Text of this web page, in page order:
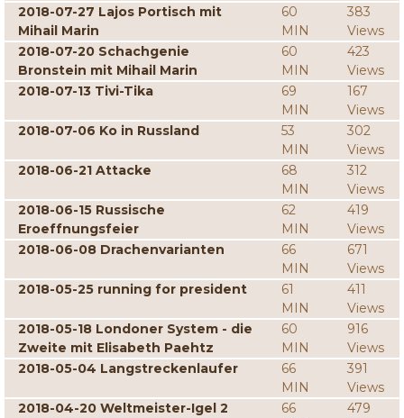
2018-07-27 Lajos Portisch mit
Mihail Marin
60
MIN
383
Views
2018-07-20 Schachgenie
Bronstein mit Mihail Marin
60
MIN
423
Views
2018-07-13 Tivi-Tika
69
MIN
167
Views
2018-07-06 Ko in Russland
53
MIN
302
Views
2018-06-21 Attacke
68
MIN
312
Views
2018-06-15 Russische
Eroeffnungsfeier
62
MIN
419
Views
2018-06-08 Drachenvarianten
66
MIN
671
Views
2018-05-25 running for president
61
MIN
411
Views
2018-05-18 Londoner System - die
Zweite mit Elisabeth Paehtz
60
MIN
916
Views
2018-05-04 Langstreckenlaufer
66
MIN
391
Views
2018-04-20 Weltmeister-Igel 2
66
479